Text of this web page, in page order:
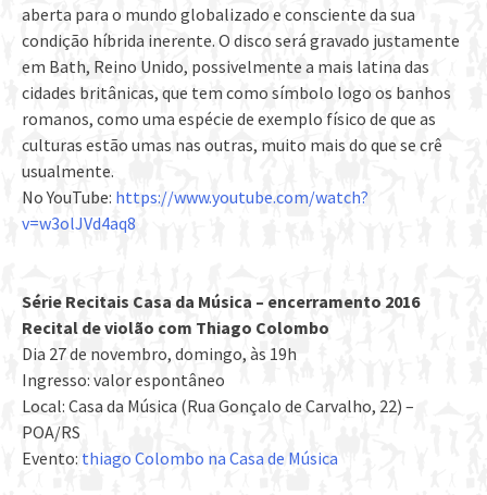
aberta para o mundo globalizado e consciente da sua
condição híbrida inerente. O disco será gravado justamente
em Bath, Reino Unido, possivelmente a mais latina das
cidades britânicas, que tem como símbolo logo os banhos
romanos, como uma espécie de exemplo físico de que as
culturas estão umas nas outras, muito mais do que se crê
usualmente.
No YouTube: https://www.youtube.com/watch?
v=w3olJVd4aq8
Série Recitais Casa da Música – encerramento 2016
Recital de violão com Thiago Colombo
Dia 27 de novembro, domingo, às 19h
Ingresso: valor espontâneo
Local: Casa da Música (Rua Gonçalo de Carvalho, 22) –
POA/RS
Evento: thiago Colombo na Casa de Música